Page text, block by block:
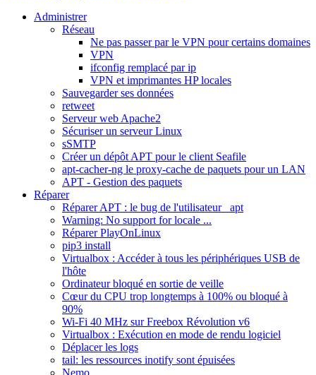
Administrer
Réseau
Ne pas passer par le VPN pour certains domaines
VPN
ifconfig remplacé par ip
VPN et imprimantes HP locales
Sauvegarder ses données
retweet
Serveur web Apache2
Sécuriser un serveur Linux
sSMTP
Créer un dépôt APT pour le client Seafile
apt-cacher-ng le proxy-cache de paquets pour un LAN
APT - Gestion des paquets
Réparer
Réparer APT : le bug de l'utilisateur _apt
Warning: No support for locale ...
Réparer PlayOnLinux
pip3 install
Virtualbox : Accéder à tous les périphériques USB de
l'hôte
Ordinateur bloqué en sortie de veille
Cœur du CPU trop longtemps à 100% ou bloqué à
90%
Wi-Fi 40 MHz sur Freebox Révolution v6
Virtualbox : Exécution en mode de rendu logiciel
Déplacer les logs
tail: les ressources inotify sont épuisées